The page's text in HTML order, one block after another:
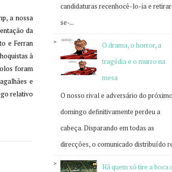
a nossa
da
e Ferran
à
foram
e
relativo
candidaturas recenhocê-lo-ia e
se-...
O drama, o horror, a
tragédia e o murro na
mesa
O nosso rival e adversário do próximo
domingo definitivamente perdeu a
cabeça. Disparando em todas as
direcções, o comunicado distribuído
Há quem só tire a boca